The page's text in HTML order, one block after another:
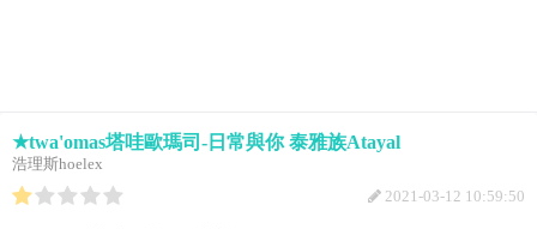
★twa'omas塔哇歐瑪司-日常與你 泰雅族Atayal
浩理斯hoelex
2021-03-12 10:59:50